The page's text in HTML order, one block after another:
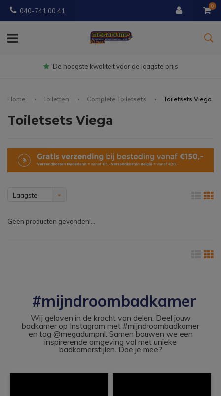
040-741 00 41
0
Gratisbezorgd vanaf € 150
Home Toiletten Complete Toiletsets Toiletsets Viega
Toiletsets Viega
Laagste
Geen producten gevonden!...
#mijndroombadkamer
Wij geloven in de kracht van delen. Deel jouw
badkamer op Instagram met #mijndroombadkamer
en tag @megadumpnl. Samen bouwen we een
inspirerende omgeving vol met unieke
badkamerstijlen. Doe je mee?